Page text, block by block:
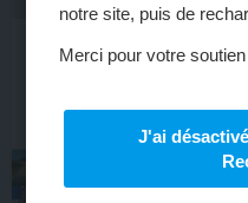
notre site, puis de
Merci pour votre soutien
J'ai